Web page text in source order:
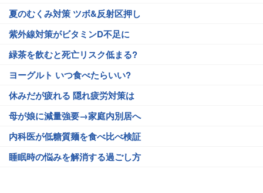
夏のむくみ対策 ツボ&反射区押し
紫外線対策がビタミンD不足に
緑茶を飲むと死亡リスク低まる?
ヨーグルト いつ食べたらいい?
休みだが疲れる 隠れ疲労対策は
母が娘に減量強要→家庭内別居へ
内科医が低糖質麺を食べ比べ検証
睡眠時の悩みを解消する過ごし方